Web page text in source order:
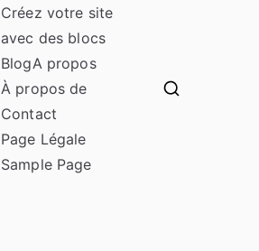
Créez votre site
avec des blocs
BlogA propos
À propos de
Contact
Page Légale
Sample Page